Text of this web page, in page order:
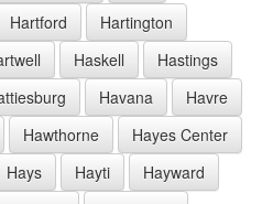
Hartford
Hartington
Haskell
Hastings
Havana
Havre
Hawthorne
Hayes Center
Hays Hayti
Hayward